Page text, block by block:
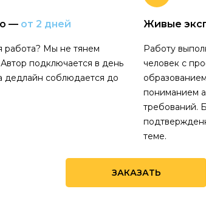
— от 2 дней
работа? Мы не тянем
подключается в день
дедлайн соблюдается до
Живые
Работу
человек с
пониманием
требований.
теме.
ЗАКАЗАТЬ